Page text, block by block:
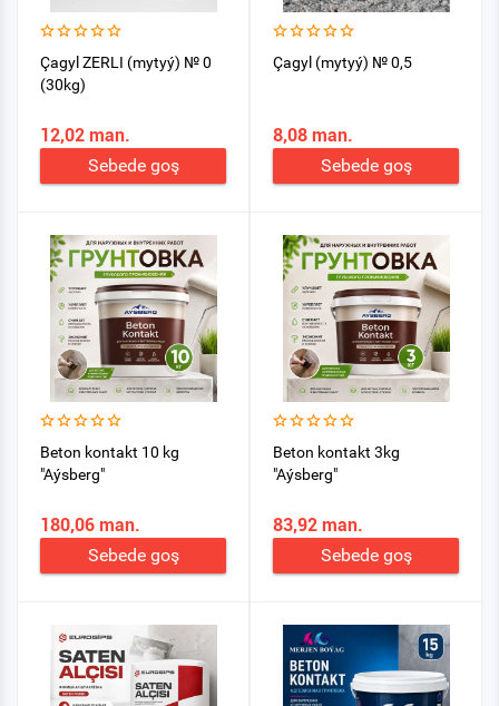
Çagyl ZERLI (mytyý) № 0
(30kg)
12,02 man.
Sebede goş
Çagyl (mytyý) № 0,5
8,08 man.
Sebede goş
Beton kontakt 10 kg
"Aýsberg"
180,06 man.
Sebede goş
Beton kontakt 3kg
"Aýsberg"
83,92 man.
Sebede goş